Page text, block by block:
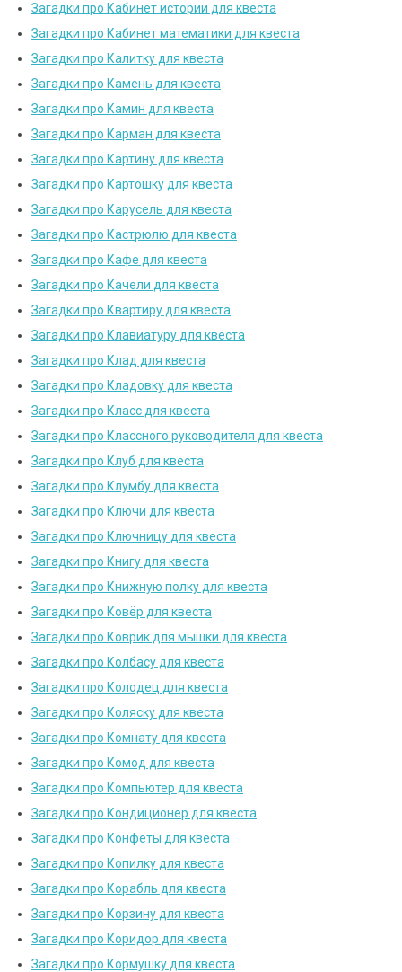
Загадки про Кабинет истории для квеста
Загадки про Кабинет математики для квеста
Загадки про Калитку для квеста
Загадки про Камень для квеста
Загадки про Камин для квеста
Загадки про Карман для квеста
Загадки про Картину для квеста
Загадки про Картошку для квеста
Загадки про Карусель для квеста
Загадки про Кастрюлю для квеста
Загадки про Кафе для квеста
Загадки про Качели для квеста
Загадки про Квартиру для квеста
Загадки про Клавиатуру для квеста
Загадки про Клад для квеста
Загадки про Кладовку для квеста
Загадки про Класс для квеста
Загадки про Классного руководителя для квеста
Загадки про Клуб для квеста
Загадки про Клумбу для квеста
Загадки про Ключи для квеста
Загадки про Ключницу для квеста
Загадки про Книгу для квеста
Загадки про Книжную полку для квеста
Загадки про Ковёр для квеста
Загадки про Коврик для мышки для квеста
Загадки про Колбасу для квеста
Загадки про Колодец для квеста
Загадки про Коляску для квеста
Загадки про Комнату для квеста
Загадки про Комод для квеста
Загадки про Компьютер для квеста
Загадки про Кондиционер для квеста
Загадки про Конфеты для квеста
Загадки про Копилку для квеста
Загадки про Корабль для квеста
Загадки про Корзину для квеста
Загадки про Коридор для квеста
Загадки про Кормушку для квеста